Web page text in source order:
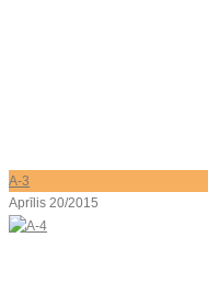
A-3
Aprīlis 20/2015